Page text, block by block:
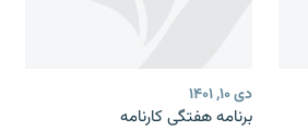
دی ۱۰, ۱۴۰۱
برنامه هفتگی کارنامه